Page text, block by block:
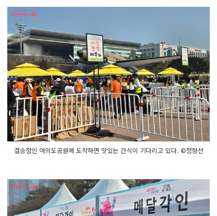
결승점인 여의도공원에 도착하면 맛있는 간식이 기다리고 있다. ©정향선